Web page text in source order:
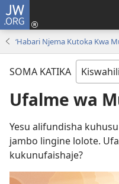
JW.ORG
SOMA KATIKA
Ufalme wa
Yesu alifundisha
jambo lingine lolote.
kukunufaishaje?